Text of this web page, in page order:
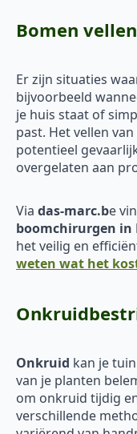
Bomen vellen
Er zijn situaties
bijvoorbeeld
je huis staat of
past. Het vellen
potentieel
overgelaten aan
Via das-marc.be
boomchirurgen in
het veilig en
weten wat het
Onkruid kan je
van je planten
om onkruid tijdig
verschillende